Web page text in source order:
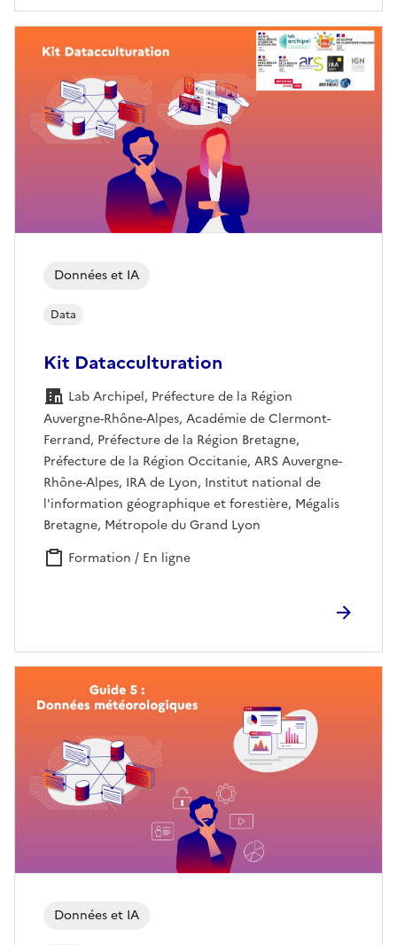
Données et IA
Data
Kit Datacculturation
Lab Archipel, Préfecture de la Région
Auvergne-Rhône-Alpes, Académie de Clermont-
Ferrand, Préfecture de la Région Bretagne,
Préfecture de la Région Occitanie, ARS Auvergne-
Rhône-Alpes, IRA de Lyon, Institut national de
l'information géographique et forestière, Mégalis
Bretagne, Métropole du Grand Lyon
Formation / En ligne
Données et IA